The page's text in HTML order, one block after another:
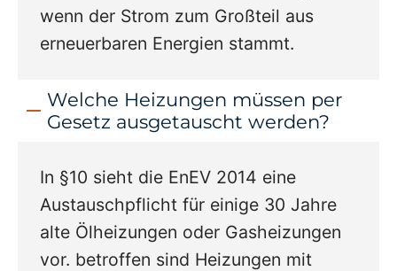
wenn der Strom zum Großteil aus
erneuerbaren Energien stammt.
Welche Heizungen müssen per
Gesetz ausgetauscht werden?
In §10 sieht die EnEV 2014 eine
Austauschpflicht für einige 30 Jahre
alte Ölheizungen oder Gasheizungen
vor. betroffen sind Heizungen mit